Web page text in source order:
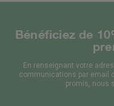
Bénéficiez de
En renseignant votre
communications par email
promis, nous